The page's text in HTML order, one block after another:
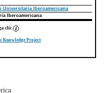
Universitaria Iberoamericana
Iberoamericana
clic
Knowledge Project